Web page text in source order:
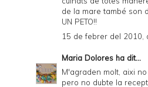
de la mare també son
UN PETO!!
15 de febrer del 2010,
Maria Dolores ha dit...
M'agraden molt, aixi
pero no dubte la